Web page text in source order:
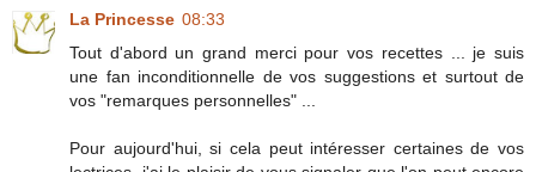
La Princesse 08:33
Tout d'abord un grand merci pour vos recettes ... je suis
une fan inconditionnelle de vos suggestions et surtout de
vos "remarques personnelles" ...
Pour aujourd'hui, si cela peut intéresser certaines de vos